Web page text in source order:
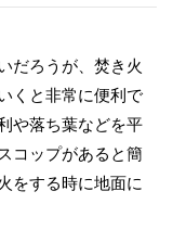
だろうが、焚き火
くと非常に便利で
や落ち葉などを平
コップがあると簡
をする時に地面に